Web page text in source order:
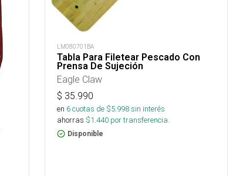
LM080701BA
Tabla Para Filetear Pescado Con
Prensa De Sujeción
Eagle Claw
$ 35.990
en 6cuotas de $5.998sin interés
ahorras $1.440 por transferencia.
Disponible